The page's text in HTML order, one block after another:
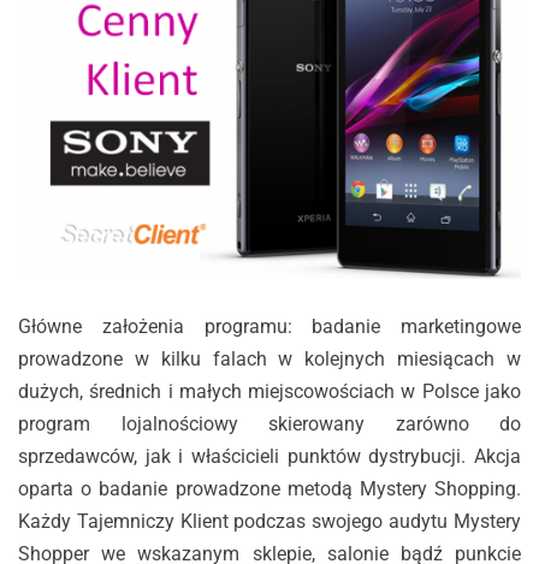
Główne założenia programu: badanie marketingowe
prowadzone w kilku falach w kolejnych miesiącach w
dużych, średnich i małych miejscowościach w Polsce jako
program lojalnościowy skierowany zarówno do
sprzedawców, jak i właścicieli punktów dystrybucji. Akcja
oparta o badanie prowadzone metodą Mystery Shopping.
Każdy Tajemniczy Klient podczas swojego audytu Mystery
Shopper we wskazanym sklepie, salonie bądź punkcie